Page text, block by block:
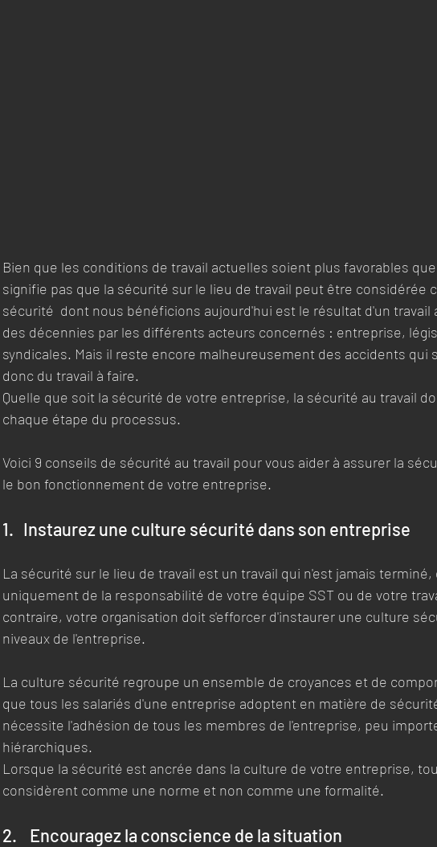
Bien que les conditions de travail actuelles soient plus favorables
signifie pas que la sécurité sur le lieu de travail peut être considérée
sécurité  dont nous bénéficions aujourd'hui est le résultat d'un travail
des décennies par les différents acteurs concernés : entreprise,
syndicales. Mais il reste encore malheureusement des accidents qui
donc du travail à faire.
Quelle que soit la sécurité de votre entreprise, la sécurité au travail
chaque étape du processus.
Voici 9 conseils de sécurité au travail pour vous aider à assurer la
le bon fonctionnement de votre entreprise.
1.   Instaurez une culture sécurité dans son entreprise
La sécurité sur le lieu de travail est un travail qui n'est jamais terminé,
uniquement de la responsabilité de votre équipe SST ou de votre
contraire, votre organisation doit s'efforcer d'instaurer une culture
niveaux de l'entreprise.
La culture sécurité regroupe un ensemble de croyances et de
que tous les salariés d'une entreprise adoptent en matière de
nécessite l'adhésion de tous les membres de l'entreprise, peu
hiérarchiques.
Lorsque la sécurité est ancrée dans la culture de votre entreprise,
considèrent comme une norme et non comme une formalité.
2.    Encouragez la conscience de la situation